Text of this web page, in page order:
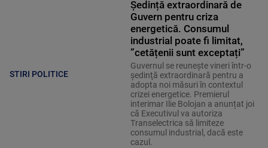
STIRI POLITICE
Ședință extraordinară de
Guvern pentru criza
energetică. Consumul
industrial poate fi limitat,
”cetățenii sunt exceptați”
Guvernul se reuneşte vineri într-o
şedinţă extraordinară pentru a
adopta noi măsuri în contextul
crizei energetice. Premierul
interimar Ilie Bolojan a anunțat joi
că Executivul va autoriza
Transelectrica să limiteze
consumul industrial, dacă este
cazul.